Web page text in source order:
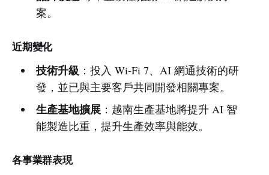
案。
近期變化
技術升級 ：投入 Wi-Fi 7、AI 網通技術的研
發，並已與主要客戶共同開發相關專案。
生產基地擴展：越南生產基地將提升 AI 智
能製造比重，提升生產效率與能效。
各事業群表現